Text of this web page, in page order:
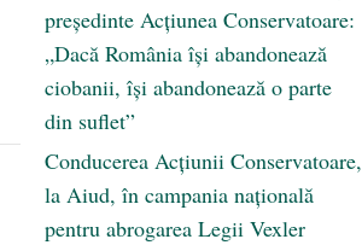
președinte Acțiunea Conservatoare:
„Dacă România își abandonează
ciobanii, își abandonează o parte
din suflet”
Conducerea Acțiunii Conservatoare,
la Aiud, în campania națională
pentru abrogarea Legii Vexler